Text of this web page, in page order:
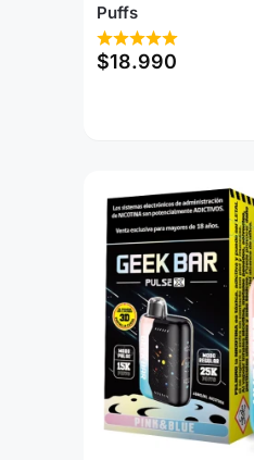
Puffs
$18.990